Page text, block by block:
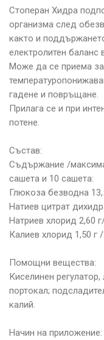
Стоперан Хидра
организма след
както и
електролитен баланс
Може да се приема
гадене и повръщане.
Прилага се и при
потене.
Състав:
Съдържание /
сашета и 10 сашета:
Глюкоза безводна
Натиев цитрат
Натриев хлорид 2,60
Калиев хлорид 1,50 г
Помощни вещества:
Киселинен
портокал;
калий.
Начин на приложение: